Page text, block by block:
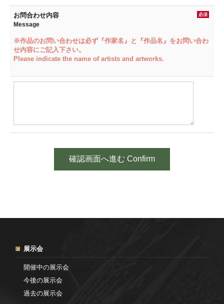
お問合わせ内容 必須
Message
※作品のお問い合わせは必ず『作家名』と『作品名』をお問い合わ
せ内容にご記入下さい。
Please indicate the name of artists and artworks.
展示会
開催中の展示会
今後の展示会
過去の展示会